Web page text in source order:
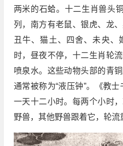
两米的石蛤。十二生肖兽头
列，南方有老鼠、银虎、龙
丑牛、猫土、四舍、未央、
时，昼夜不停，十二生肖轮
喷泉水。这些动物头部的青
通常被称为“液压钟”。《教
一天十二小时。每两个小时
野兽，其他野兽跟着它，轮流